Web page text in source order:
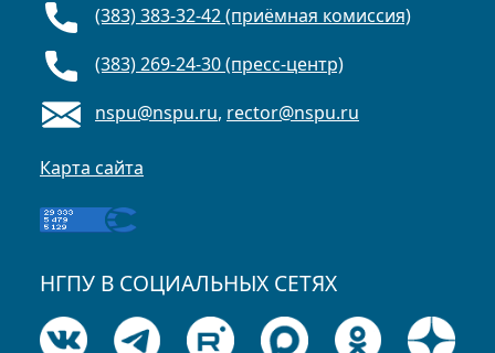
(383) 383-32-42 (приёмная комиссия)
(383) 269-24-30 (пресс-центр)
nspu@nspu.ru, rector@nspu.ru
Карта сайта
НГПУ В СОЦИАЛЬНЫХ СЕТЯХ